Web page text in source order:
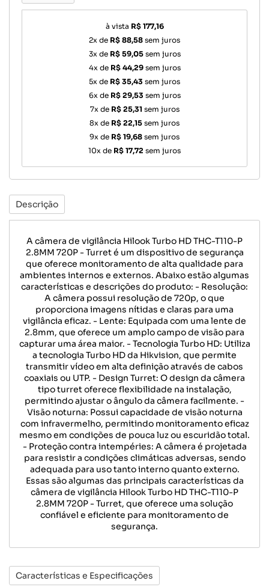
à vista R$ 177,16
2x de R$ 88,58 sem juros
3x de R$ 59,05sem juros
4x de R$ 44,29sem juros
5x de R$ 35,43 sem juros
6x de R$ 29,53 sem juros
7x de R$ 25,31 sem juros
8x de R$ 22,15 sem juros
9x de R$ 19,68 sem juros
10x de R$ 17,72 sem juros
Descrição
A câmera de vigilância Hilook Turbo HD THC-T110-P
2.8MM 720P - Turret é um dispositivo de segurança
que oferece monitoramento de alta qualidade para
ambientes internos e externos. Abaixo estão algumas
características e descrições do produto: - Resolução:
A câmera possui resolução de 720p, o que
proporciona imagens nítidas e claras para uma
vigilância eficaz. - Lente: Equipada com uma lente de
2.8mm, que oferece um amplo campo de visão para
capturar uma área maior. - Tecnologia Turbo HD: Utiliza
a tecnologia Turbo HD da Hikvision, que permite
transmitir vídeo em alta definição através de cabos
coaxiais ou UTP. - Design Turret: O design da câmera
tipo turret oferece flexibilidade na instalação,
permitindo ajustar o ângulo da câmera facilmente. -
Visão noturna: Possui capacidade de visão noturna
com infravermelho, permitindo monitoramento eficaz
mesmo em condições de pouca luz ou escuridão total.
- Proteção contra intempéries: A câmera é projetada
para resistir a condições climáticas adversas, sendo
adequada para uso tanto interno quanto externo.
Essas são algumas das principais características da
câmera de vigilância Hilook Turbo HD THC-T110-P
2.8MM 720P - Turret, que oferece uma solução
confiável e eficiente para monitoramento de
segurança.
Características e Especificações